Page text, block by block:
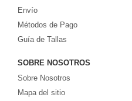
Envío
Métodos de Pago
Guía de Tallas
SOBRE NOSOTROS
Sobre Nosotros
Mapa del sitio